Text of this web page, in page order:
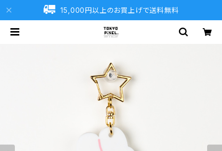
15,000円以上のお買上げで送料無料